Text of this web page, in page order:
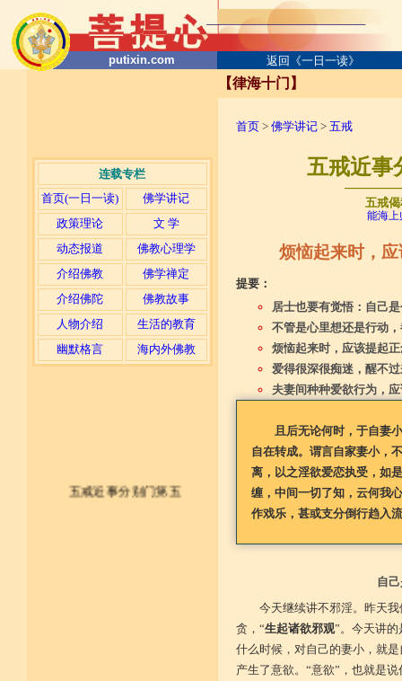
putixin.com 返回《一日一读》
连载专栏
首页(一日一读)
佛学讲记
政策理论
文 学
动态报道
佛教心理学
介绍佛教
佛学禅定
介绍佛陀
佛教故事
人物介绍
生活的教育
幽默格言
海内外佛教
【律海十门】
首页 > 佛学讲记 > 五戒
五戒近事
五戒
能海上
烦恼起来时，
提要：
居士也要有觉悟：自己
不管是心里想还是行动
烦恼起来时，应该提起
爱得很深很痴迷，醒不
夫妻间种种爱欲行为，
且后无论何时，于自妻
自在转成。谓言自家妻小，
离，以之淫欲爱恋执受，如
缠，中间一切了知，云何我
作戏乐，甚或支分倒行趋入
自
今天继续讲不邪淫。昨天
贪，“生起诸欲邪观”。今天讲
什么时候，对自己的妻小，就
产生了意欲。“意欲”，也就是
五戒近事分别门第五